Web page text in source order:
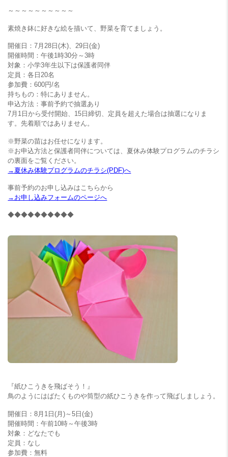
～～～～～～～～～～
素焼き鉢に好きな絵を描いて、野菜を育てましょう。
開催日：7月28日(木)、29日(金)
開催時間：午後1時30分～3時
対象：小学3年生以下は保護者同伴
定員：各日20名
参加費：600円/名
持ちもの：特にありません。
申込方法：事前予約で抽選あり
7月1日から受付開始、15日締切、定員を超えた場合は抽選になりま
す。先着順ではありません。
※野菜の苗はお任せになります。
※お申込方法と保護者同伴については、夏休み体験プログラムのチラシ
の裏面をご覧ください。
→夏休み体験プログラムのチラシ(PDF)へ
事前予約のお申し込みはこちらから
→お申し込みフォームのページへ
◆◆◆◆◆◆◆◆◆◆
『紙ひこうきを飛ばそう！』
鳥のようにはばたくものや筒型の紙ひこうきを作って飛ばしましょう。
開催日：8月1日(月)～5日(金)
開催時間：午前10時～午後3時
対象：どなたでも
定員：なし
参加費：無料